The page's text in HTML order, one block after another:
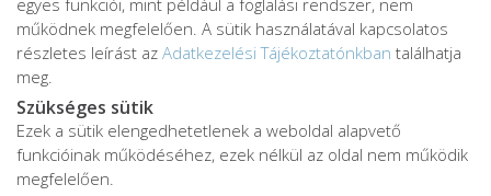
Adatkezelési tájékoztató
Adatvédelmi tájékoztató
egyes funkciói, mint például a foglalási rendszer, nem
működnek megfelelően. A sütik használatával kapcsolatos
részletes leírást az Adatkezelési Tájékoztatónkban találhatja
meg.
Szükséges sütik
Ezek a sütik elengedhetetlenek a weboldal alapvető
funkcióinak működéséhez, ezek nélkül az oldal nem működik
megfelelően.